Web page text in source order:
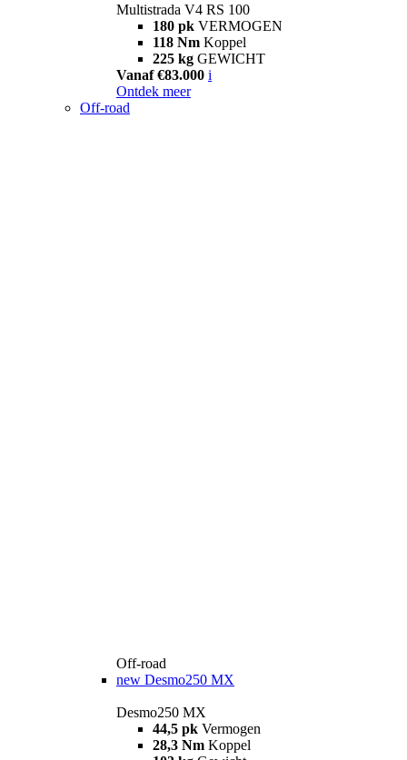
Multistrada V4 RS 100
180 pk VERMOGEN
118 Nm Koppel
225 kg GEWICHT
Vanaf €83.000 i
Ontdek meer
Off-road
Off-road
new Desmo250 MX
Desmo250 MX
44,5 pk Vermogen
28,3 Nm Koppel